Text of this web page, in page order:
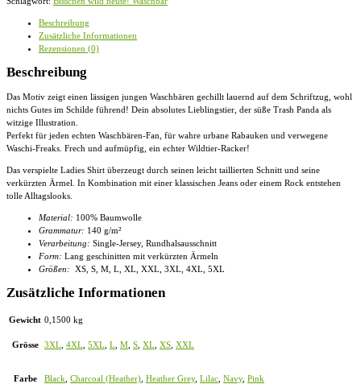
-
Extended
Shoulder
Menge
Beschreibung
Zusätzliche Informationen
Rezensionen (0)
Beschreibung
Das Motiv zeigt einen lässigen jungen Waschbären gechillt lauernd auf dem Schriftzug, wohl
nichts Gutes im Schilde führend! Dein absolutes Lieblingstier, der süße Trash Panda als
witzige Illustration.
Perfekt für jeden echten Waschbären-Fan, für wahre urbane Rabauken und verwegene
Waschi-Freaks. Frech und aufmüpfig, ein echter Wildtier-Racker!
Das verspielte Ladies Shirt überzeugt durch seinen leicht taillierten Schnitt und seine
verkürzten Ärmel. In Kombination mit einer klassischen Jeans oder einem Rock entstehen
tolle Alltagslooks.
Material: 100% Baumwolle
Grammatur: 140 g/m²
Verarbeitung: Single-Jersey, Rundhalsausschnitt
Form: Lang geschinitten mit verkürzten Ärmeln
Größen: XS, S, M, L, XL, XXL, 3XL, 4XL, 5XL
Zusätzliche Informationen
Gewicht 0,1500 kg
Grösse 3XL, 4XL, 5XL, L, M, S, XL, XS, XXL
Farbe Black, Charcoal (Heather), Heather Grey, Lilac, Navy, Pink